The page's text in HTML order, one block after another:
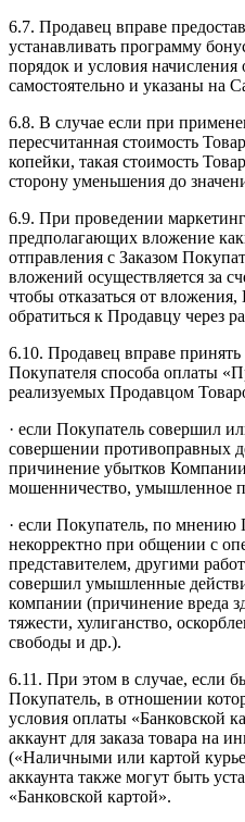
6.7. Продавец вправе
устанавливать программу
порядок и условия
самостоятельно и указаны на
6.8. В случае если при
пересчитанная стоимость
копейки, такая стоимость
сторону уменьшения до
6.9. При проведении
предполагающих вложение
отправления с Заказом
вложений осуществляется за
чтобы отказаться от
обратиться к Продавцу через
6.10. Продавец вправе
Покупателя способа оплаты
реализуемых Продавцом
· если Покупатель совершил
совершении противоправных
причинение убытков
мошенничество, умышленное
· если Покупатель, по мнению
некорректно при общении с
представителем, другими
совершил умышленные
компании (причинение вреда
тяжести, хулиганство,
свободы и др.).
6.11. При этом в случае, если
Покупатель, в отношении
условия оплаты «Банковской
аккаунт для заказа товара на
(«Наличными или картой
аккаунта также могут быть
«Банковской картой».